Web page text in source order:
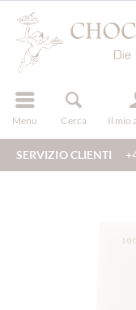
Menu Cerca Il mio
registra
SERVIZIO CLIENTI